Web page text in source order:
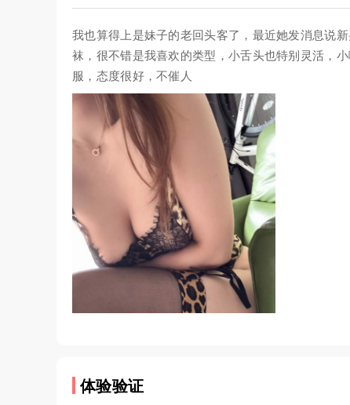
我也算得上是妹子的老回头客了，最近她发消息说
袜，很不错是我喜欢的类型，小舌头也特别灵活，
服，态度很好，不催人
体验验证